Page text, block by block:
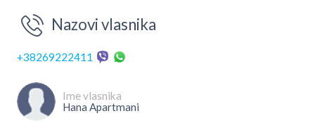
Nazovi vlasnika
+38269222411
Ime vlasnika
Hana Apartmani